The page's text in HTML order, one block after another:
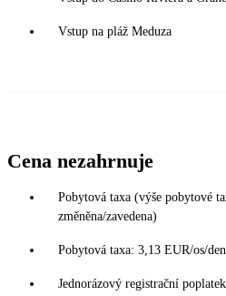
Vstup na pláž Meduza
Cena nezahrnuje
Pobytová taxa (výše pobytové
změněna/zavedena)
Pobytová taxa: 3,13 EUR/os/
Jednorázový registrační